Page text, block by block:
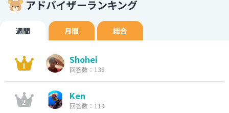
アドバイザーランキング
週間 月間 総合
Shohei
回答数：138
Ken
回答数：119